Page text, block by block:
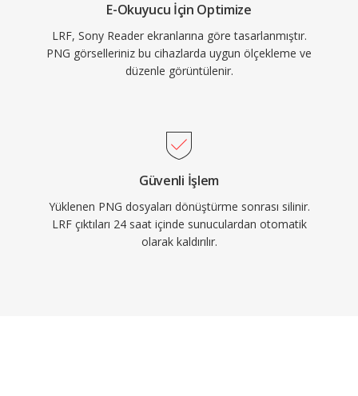
E-Okuyucu İçin Optimize
LRF, Sony Reader ekranlarına göre tasarlanmıştır.
PNG görselleriniz bu cihazlarda uygun ölçekleme ve
düzenle görüntülenir.
Güvenli İşlem
Yüklenen PNG dosyaları dönüştürme sonrası silinir.
LRF çıktıları 24 saat içinde sunuculardan otomatik
olarak kaldırılır.